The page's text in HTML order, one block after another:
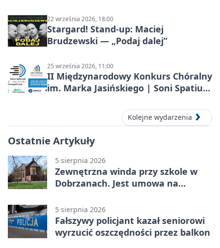
22 września 2026, 18:00
Stargard! Stand-up: Maciej
Brudzewski — „Podaj dalej”
25 września 2026, 11:00
II Międzynarodowy Konkurs Chóralny
im. Marka Jasińskiego | Soni Spatium
Kolejne wydarzenia
Ostatnie Artykuły
5 sierpnia 2026
Zewnętrzna winda przy szkole w
Dobrzanach. Jest umowa na
5 sierpnia 2026
Fałszywy policjant kazał seniorowi
wyrzucić oszczędności przez balkon